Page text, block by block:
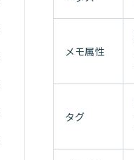
メモ属性
タグ